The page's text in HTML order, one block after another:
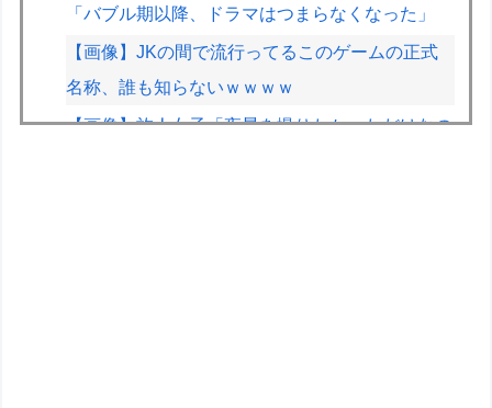
「バブル期以降、ドラマはつまらなくなった」
【画像】JKの間で流行ってるこのゲームの正式
名称、誰も知らないｗｗｗｗ
【画像】旅人女子「夜景を撮りたかっただけなの